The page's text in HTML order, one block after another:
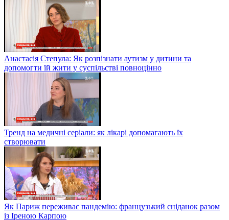
Заступник міністра внутрішніх справ Антон Геращенко про
деталі спецоперації в Луцьку
Чи варто чекати повного закриття кордонів найближчим
часом — відповідає очільник МЗС Дмитро Кулеба
Анастасія Степула: Як розпізнати аутизм у дитини та
допомогти їй жити у суспільстві повноцінно